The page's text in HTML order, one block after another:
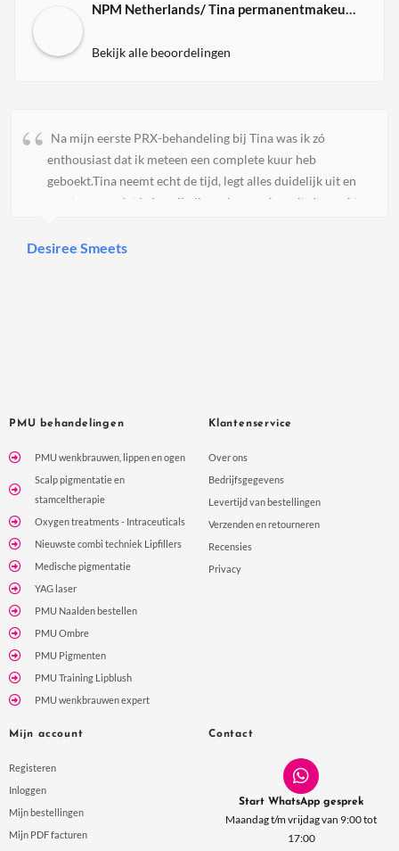
NPM Netherlands/ Tina permanentmakeup expert
Bekijk alle beoordelingen
Na mijn eerste PRX-behandeling bij Tina was ik zó
enthousiast dat ik meteen een complete kuur heb
geboekt.Tina neemt echt de tijd, legt alles duidelijk uit en
zorgt ervoor dat je je volledig op je gemak voelt. Je merkt
huid voelde direct steviger, gladder en kreeg een prachtige
Desiree Smeets
PMU behandelingen
PMU wenkbrauwen, lippen en ogen
Scalp pigmentatie en
stamceltherapie
Oxygen treatments - Intraceuticals
Nieuwste combi techniek Lipfillers
Medische pigmentatie
YAG laser
PMU Naalden bestellen
PMU Ombre
PMU Pigmenten
PMU Training Lipblush
PMU wenkbrauwen expert
Klantenservice
Over ons
Bedrijfsgegevens
Levertijd van bestellingen
Verzenden en retourneren
Recensies
Privacy
Mijn account
Registeren
Inloggen
Mijn bestellingen
Mijn PDF facturen
Contact
Start WhatsApp gesprek
Maandag t/m vrijdag van 9:00 tot
17:00